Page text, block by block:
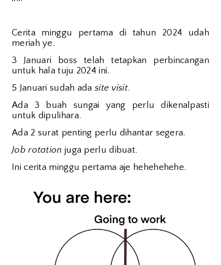
Cerita minggu pertama di tahun 2024 udah
meriah ye.
3 Januari boss telah tetapkan perbincangan
untuk hala tuju 2024 ini.
5 Januari sudah ada site visit.
Ada 3 buah sungai yang perlu dikenalpasti
untuk dipulihara.
Ada 2 surat penting perlu dihantar segera.
Job rotation juga perlu dibuat.
Ini cerita minggu pertama aje hehehehehe.